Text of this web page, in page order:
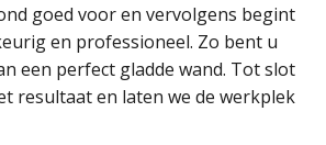
goed voor en vervolgens begint
en professioneel. Zo bent u
een perfect gladde wand. Tot slot
resultaat en laten we de werkplek